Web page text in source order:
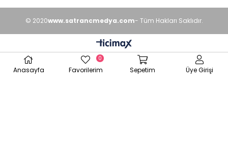
© 2020www.satrancmedya.com- Tüm Hakları Saklıdır.
Anasayfa Favorilerim
0
Sepetim Üye Girişi